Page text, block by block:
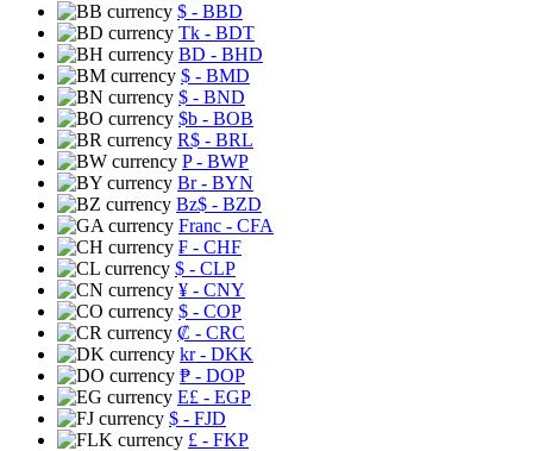
$ - BBD
Tk - BDT
BD - BHD
$ - BMD
$ - BND
$b - BOB
R$ - BRL
P- BWP
Br- BYN
Bz$ - BZD
Franc - CFA
₣ - CHF
$ - CLP
¥ - CNY
$ - COP
₡ - CRC
kr- DKK
₱ - DOP
E£ - EGP
$ - FJD
£ - FKP